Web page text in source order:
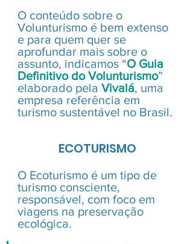
O conteúdo sobre o
Volunturismo é bem extenso
e para quem quer se
aprofundar mais sobre o
assunto, indicamos “O Guia
Definitivo do Volunturismo”
elaborado pela Vivalá, uma
empresa referência em
turismo sustentável no Brasil.
ECOTURISMO
O Ecoturismo é um tipo de
turismo consciente,
responsável, com foco em
viagens na preservação
ecológica.